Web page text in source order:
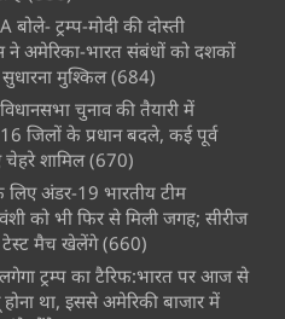
बोले- ट्रम्प-मोदी की दोस्ती
ने अमेरिका-भारत संबंधों को दशकों
मुश्किल (684)
चुनाव की तैयारी में
जिलों के प्रधान बदले, कई पूर्व
शामिल (670)
लिए अंडर-19 भारतीय टीम
को भी फिर से मिली जगह; सीरीज
मैच खेलेंगे (660)
ट्रम्प का टैरिफ:भारत पर आज से
था, इससे अमेरिकी बाजार में